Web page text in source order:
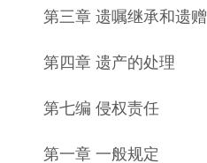
第三章 遗嘱继承和遗赠
第四章 遗产的处理
第七编 侵权责任
第一章 一般规定